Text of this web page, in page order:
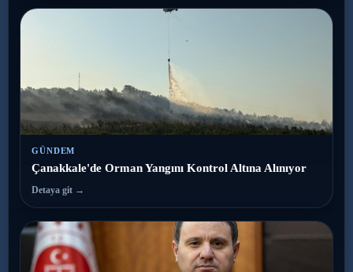
GÜNDEM
Çanakkale'de Orman Yangını Kontrol Altına Alınıyor
Detaya git →